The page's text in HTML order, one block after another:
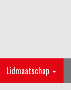
Lidmaatschap